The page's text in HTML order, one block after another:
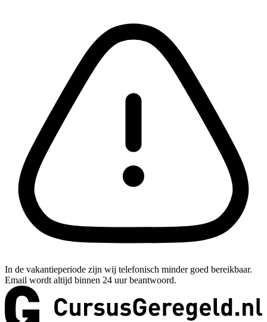
In de vakantieperiode zijn wij telefonisch minder goed bereikbaar.
Email wordt altijd binnen 24 uur beantwoord.